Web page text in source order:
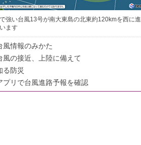
強い台風13号が南大東島の北東約120kmを西に進
ます
風情報のみかた
風の接近、上陸に備えて
る防災
プリで台風進路予報を確認